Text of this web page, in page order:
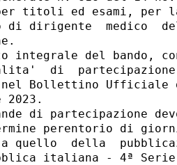
titoli ed esami, per la
di dirigente  medico
integrale del bando,
di
nel Bollettino Ufficiale
2023.
di partecipazione
perentorio di
a quello  della
italiana - 4ª Serie